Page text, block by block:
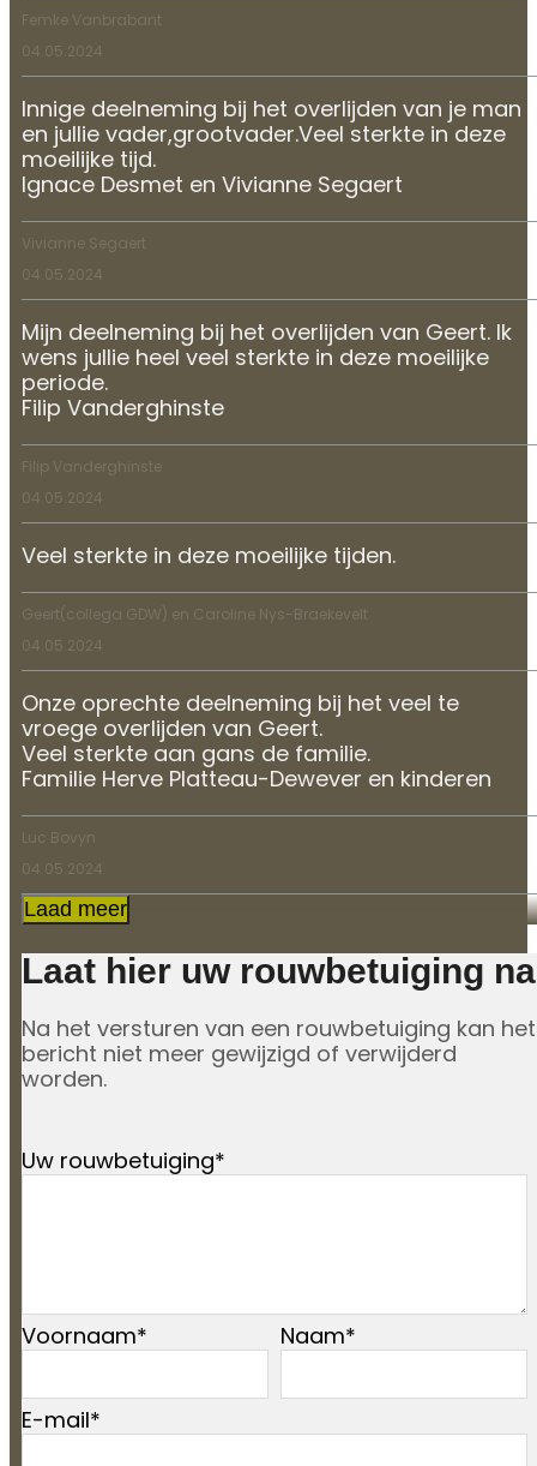
Femke Vanbrabant
04.05.2024
Innige deelneming bij het overlijden van je man
en jullie vader,grootvader.Veel sterkte in deze
moeilijke tijd.
Ignace Desmet en Vivianne Segaert
Vivianne Segaert
04.05.2024
Mijn deelneming bij het overlijden van Geert. Ik
wens jullie heel veel sterkte in deze moeilijke
periode.
Filip Vanderghinste
Filip Vanderghinste
04.05.2024
Veel sterkte in deze moeilijke tijden.
Geert(collega GDW) en Caroline Nys-Braekevelt
04.05.2024
Onze oprechte deelneming bij het veel te
vroege overlijden van Geert.
Veel sterkte aan gans de familie.
Familie Herve Platteau-Dewever en kinderen
Luc Bovyn
04.05.2024
Laad meer
Laat hier uw rouwbetuiging na
Na het versturen van een rouwbetuiging kan het
bericht niet meer gewijzigd of verwijderd
worden.
this
Uw rouwbetuiging
Voornaam Naam
E-mail